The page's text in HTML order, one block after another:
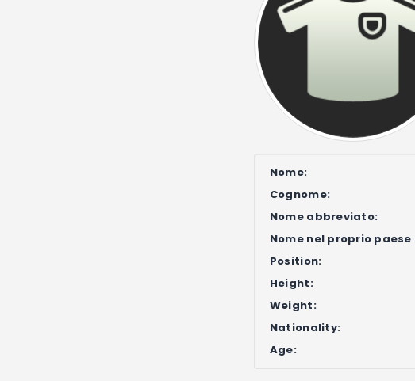
Nome:
Cognome:
Nome abbreviato:
Nome nel proprio
Position:
Height:
Weight:
Nationality:
Age: